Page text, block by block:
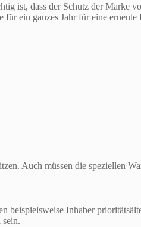
ist, dass der Schutz der Marke
ein ganzes Jahr für eine erneute
Auch müssen die speziellen
beispielsweise Inhaber